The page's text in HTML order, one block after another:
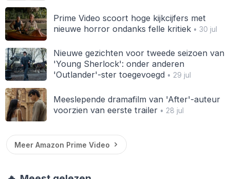
Prime Video scoort hoge kijkcijfers met
nieuwe horror ondanks felle kritiek• 30 jul
Nieuwe gezichten voor tweede seizoen van
'Young Sherlock': onder anderen
'Outlander'-ster toegevoegd • 29 jul
Meeslepende dramafilm van 'After'-auteur
voorzien van eerste trailer• 28 jul
Meer Amazon Prime Video